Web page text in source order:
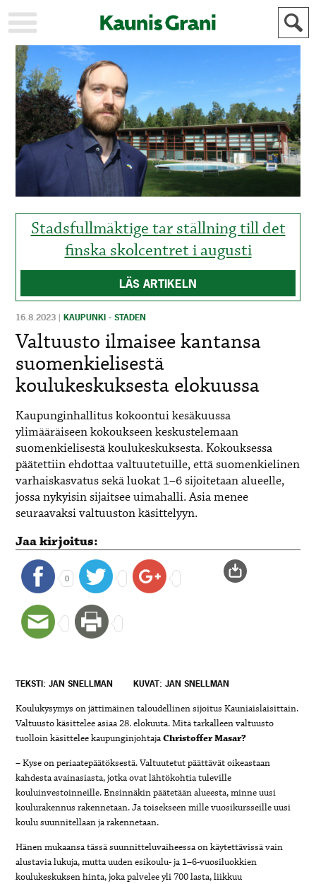
KAUPUNKI
AJANKOHTAISTA
AKTUELLT
URHEILU
IDROTT
KULTTUURI
KULTUR
HISTORIA
HISTORIA
YLEINEN
ALLMÄN
MAINOSTAJILLE
FÖR
ANNONSÖRER
Stadsfullmäktige tar ställning till det
finska skolcentret i augusti
LÄS ARTIKELN
16.8.2023 |KAUPUNKI - STADEN
Valtuusto ilmaisee kantansa
suomenkielisestä
koulukeskuksesta elokuussa
Kaupunginhallitus kokoontui kesäkuussa
ylimääräiseen kokoukseen keskustelemaan
suomenkielisestä koulukeskuksesta. Kokouksessa
päätettiin ehdottaa valtuutetuille, että suomenkielinen
varhaiskasvatus sekä luokat 1–6 sijoitetaan alueelle,
jossa nykyisin sijaitsee uimahalli. Asia menee
seuraavaksi valtuuston käsittelyyn.
Jaa kirjoitus:
0
TEKSTI: JAN SNELLMAN KUVAT: JAN SNELLMAN
Koulukysymys on jättimäinen taloudellinen sijoitus Kauniaislaisittain.
Valtuusto käsittelee asiaa 28. elokuuta. Mitä tarkalleen valtuusto
tuolloin käsittelee kaupunginjohtajaChristoffer Masar?
– Kyse on periaatepäätöksestä. Valtuutetut päättävät oikeastaan
kahdesta avainasiasta, jotka ovat lähtökohtia tuleville
kouluinvestoinneille. Ensinnäkin päätetään alueesta, minne uusi
koulurakennus rakennetaan. Ja toisekseen mille vuosikursseille uusi
koulu suunnitellaan ja rakennetaan.
Hänen mukaansa tässä suunnitteluvaiheessa on käytettävissä vain
alustavia lukuja, mutta uuden esikoulu- ja 1–6-vuosiluokkien
koulukeskuksen hinta, joka palvelee yli 700 lasta, liikkuu